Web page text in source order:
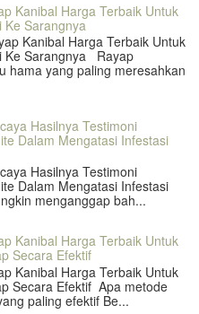
Kanibal Harga Terbaik Untuk
Ke Sarangnya
Kanibal Harga Terbaik Untuk
Ke Sarangnya Rayap
hama yang paling meresahkan
Hasilnya Testimoni
Dalam Mengatasi Infestasi
Hasilnya Testimoni
Dalam Mengatasi Infestasi
menganggap bah...
Kanibal Harga Terbaik Untuk
Secara Efektif
Kanibal Harga Terbaik Untuk
Secara Efektif Apa metode
paling efektif Be...